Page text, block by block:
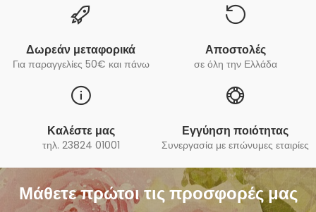
Δωρεάν μεταφορικά
Για παραγγελίες 50€ και πάνω
Αποστολές
σε όλη την Ελλάδα
Καλέστε μας
τηλ. 23824 01001
Εγγύηση ποιότητας
Συνεργασία με επώνυμες εταιρίες
Μάθετε πρώτοι τις προσφορές μας